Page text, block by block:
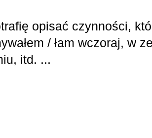
opisać czynności,
/ łam wczoraj, w
itd. ...